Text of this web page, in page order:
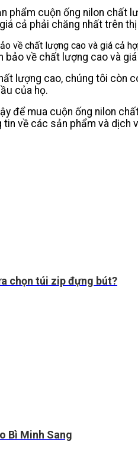
phẩm cuộn ống nilon chất
cả phải chăng nhất trên
bảo về chất lượng cao và
lượng cao, chúng tôi còn
của họ.
để mua cuộn ống nilon
về các sản phẩm và dịch
chọn túi zip đựng bút?
Bì Minh Sang